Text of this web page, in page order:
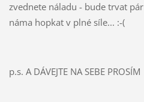
zvednete náladu - bude trvat
náma hopkat v plné síle... :-(
p.s. A DÁVEJTE NA SEBE